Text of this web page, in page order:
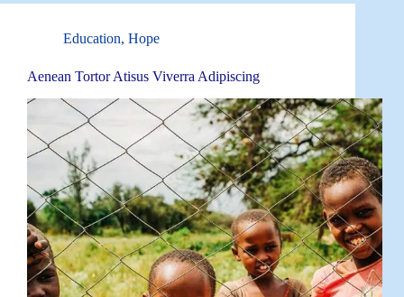
Education, Hope
Aenean Tortor Atisus Viverra Adipiscing